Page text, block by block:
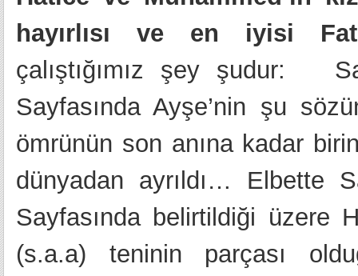
hayırlısı ve en iyisi
çalıştığımız şey şudur:
Sayfasında Ayşe’nin şu
ömrünün son anına kadar
dünyadan ayrıldı… Elbette
Sayfasında belirtildiği üzere
(s.a.a) teninin parçası